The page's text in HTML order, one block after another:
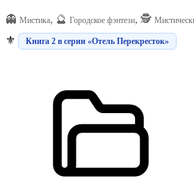
👻 Мистика, 🔮 Городское фэнтези, 🕵️
⚜️ Книга 2 в серии «Отель Перекресток»